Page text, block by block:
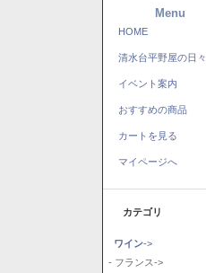
Menu
HOME
清水台平野屋の日々
イベント案内
おすすめの商品
カートを見る
マイページへ
カテゴリ
ワイン->
- フランス->